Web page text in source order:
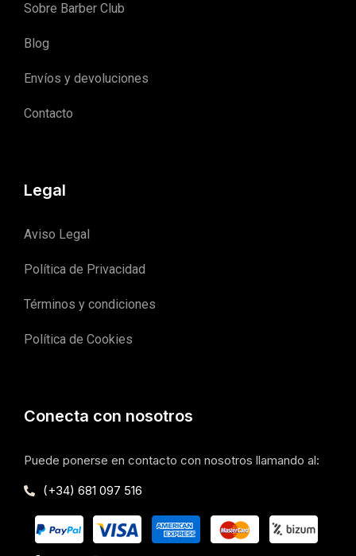
Sobre Barber Club
Blog
Envíos y devoluciones
Contacto
Legal
Aviso Legal
Política de Privacidad
Términos y condiciones
Política de Cookies
Conecta con nosotros
Puede ponerse en contacto con nosotros llamando al:
(+34) 681 097 516